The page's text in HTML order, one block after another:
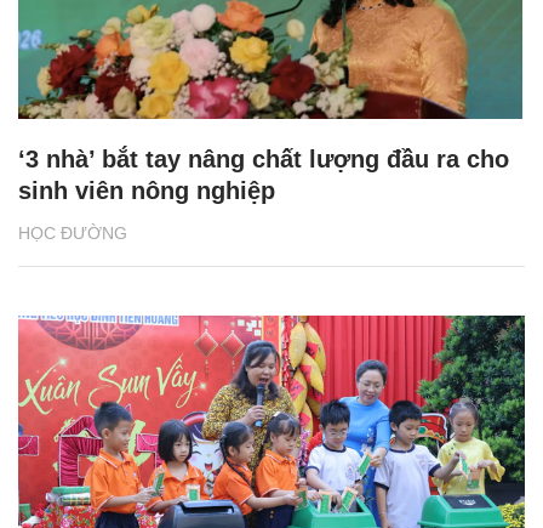
HỌC ĐƯỜNG
‘3 nhà’ bắt tay nâng chất lượng đầu ra cho
sinh viên nông nghiệp